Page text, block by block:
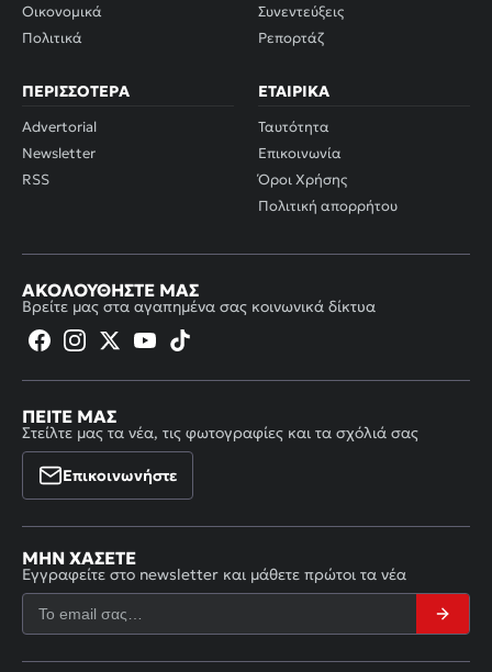
Οικονομικά
Πολιτικά
Συνεντεύξεις
Ρεπορτάζ
ΠΕΡΙΣΣΌΤΕΡΑ
Advertorial
Newsletter
RSS
ΕΤΑΙΡΙΚΆ
Ταυτότητα
Επικοινωνία
Όροι Χρήσης
Πολιτική απορρήτου
ΑΚΟΛΟΥΘΉΣΤΕ ΜΑΣ
Βρείτε μας στα αγαπημένα σας κοινωνικά δίκτυα
ΠΕΊΤΕ ΜΑΣ
Στείλτε μας τα νέα, τις φωτογραφίες και τα σχόλιά σας
Επικοινωνήστε
ΜΗΝ ΧΆΣΕΤΕ
Εγγραφείτε στο newsletter και μάθετε πρώτοι τα νέα